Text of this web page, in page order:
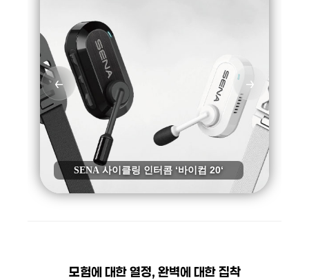
SENA 사이클링 인터콤 ‘바이컴 20‘
← →
모험에 대한 열정, 완벽에 대한 집착